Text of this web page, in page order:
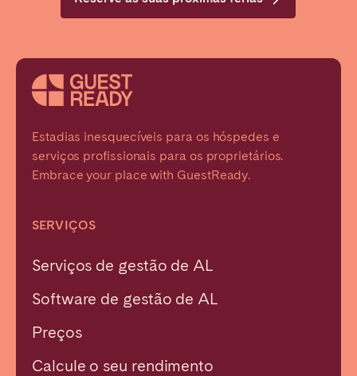
antecipadamente, sendo apenas deduzida no seu
Estadias inesquecíveis para os hóspedes e
serviços profissionais para os proprietários.
Embrace your place with GuestReady.
SERVIÇOS
Serviços de gestão de AL
Software de gestão de AL
Preços
Calcule o seu rendimento